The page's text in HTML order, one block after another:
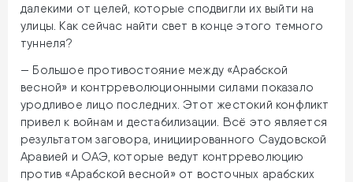
далекими от целей, которые сподвигли их выйти на
улицы. Как сейчас найти свет в конце этого темного
туннеля?
— Большое противостояние между «Арабской
весной» и контрреволюционными силами показало
уродливое лицо последних. Этот жестокий конфликт
привел к войнам и дестабилизации. Всё это является
результатом заговора, инициированного Саудовской
Аравией и ОАЭ, которые ведут контрреволюцию
против «Арабской весной» от восточных арабских